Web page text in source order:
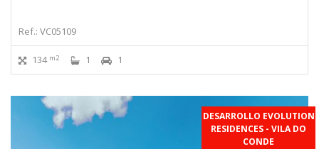
Ref.: VC05109
134 m2 1 1
DESARROLLO EVOLUTION
RESIDENCES - VILA DO
CONDE